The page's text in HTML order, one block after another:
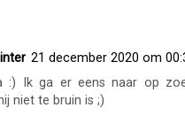
21 december 2020 om
:) Ik ga er eens naar op
niet te bruin is ;)